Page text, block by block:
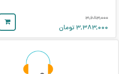
۳,۶۸۳,۰۰۰
۳,۳۸۳,۰۰۰ تومان